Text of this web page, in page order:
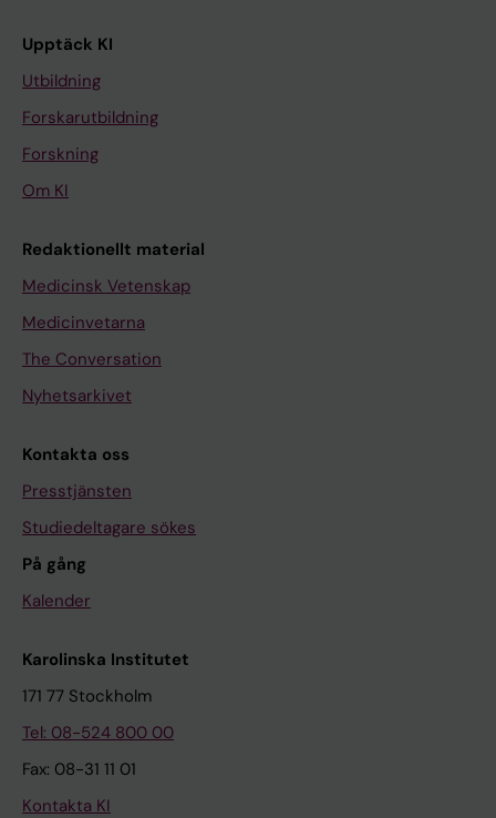
Upptäck KI
Utbildning
Forskarutbildning
Forskning
Om KI
Redaktionellt material
Medicinsk Vetenskap
Medicinvetarna
The Conversation
Nyhetsarkivet
Kontakta oss
Presstjänsten
Studiedeltagare sökes
På gång
Kalender
Karolinska Institutet
171 77 Stockholm
Tel: 08-524 800 00
Fax: 08-31 11 01
Kontakta KI